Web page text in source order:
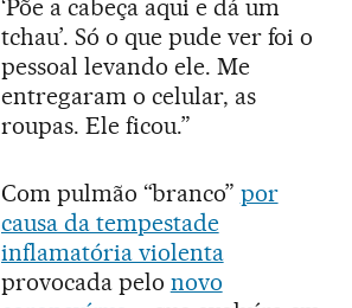
‘Põe a cabeça aqui e dá um
tchau’. Só o que pude ver foi o
pessoal levando ele. Me
entregaram o celular, as
roupas. Ele ficou.”
Com pulmão “branco” por
causa da tempestade
inflamatória violenta
provocada pelo novo